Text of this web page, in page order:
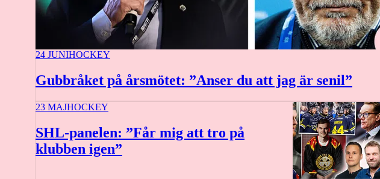
24 JUNIHOCKEY
Gubbråket på årsmötet: ”Anser du att jag är senil”
23 MAJHOCKEY
SHL-panelen: ”Får mig att tro på
klubben igen”